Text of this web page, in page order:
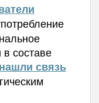
в составе
нашли связь